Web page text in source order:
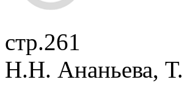
стр.261
Н.Н. Ананьева,